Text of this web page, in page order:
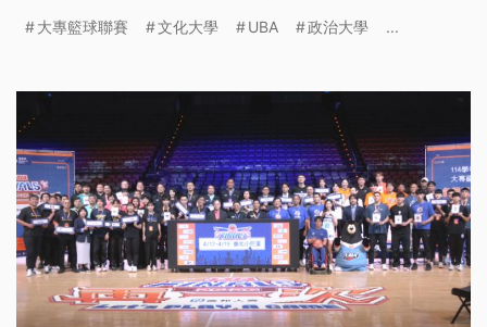
蛋，讓世新以66比61奪下隊史第6冠。
大專籃球聯賽 文化大學 UBA 政治大學 ...